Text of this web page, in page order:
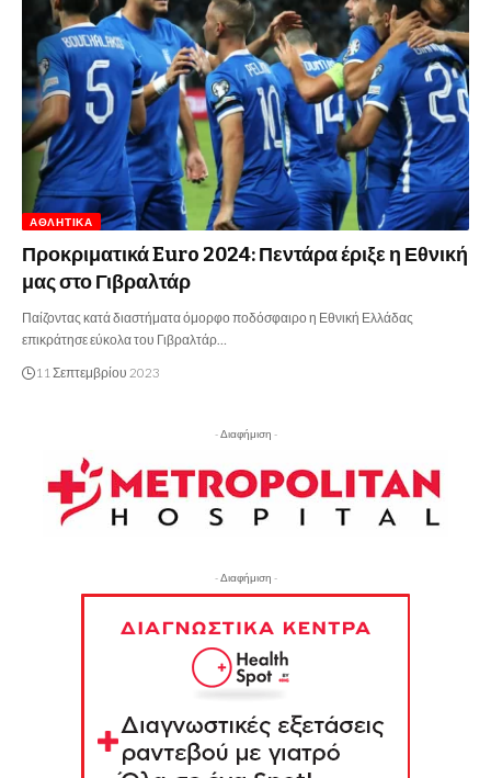
ΑΘΛΗΤΙΚΆ
Προκριματικά Euro 2024: Πεντάρα έριξε η Εθνική
μας στο Γιβραλτάρ
Παίζοντας κατά διαστήματα όμορφο ποδόσφαιρο η Εθνική Ελλάδας
επικράτησε εύκολα του Γιβραλτάρ…
11 Σεπτεμβρίου 2023
- Διαφήμιση -
- Διαφήμιση -